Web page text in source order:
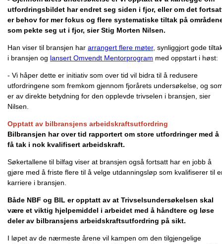
utfordringsbildet har endret seg siden i fjor, eller om det
er behov for mer fokus og flere systematiske tiltak på
som pekte seg ut i fjor, sier Stig Morten Nilsen.
Han viser til bransjen har arrangert flere møter, synliggjort gode
i bransjen og lansert Omvendt Mentorprogram med oppstart i høst:
- Vi håper dette er initiativ som over tid vil bidra til å redusere
utfordringene som fremkom gjennom fjorårets undersøkelse, og
er av direkte betydning for den opplevde trivselen i bransjen, sier
Nilsen.
Opptatt av bilbransjens arbeidskraftsutfordring
Bilbransjen har over tid rapportert om store utfordringer med å
få tak i nok kvalifisert arbeidskraft.
Søkertallene til bilfag viser at bransjen også fortsatt har en jobb å
gjøre med å friste flere til å velge utdanningsløp som kvalifiserer til
karriere i bransjen.
Både NBF og BIL er opptatt av at Trivselsundersøkelsen skal
være et viktig hjelpemiddel i arbeidet med å håndtere og løse
deler av bilbransjens arbeidskraftsutfordring på sikt.
I løpet av de nærmeste årene vil kampen om den tilgjengelige